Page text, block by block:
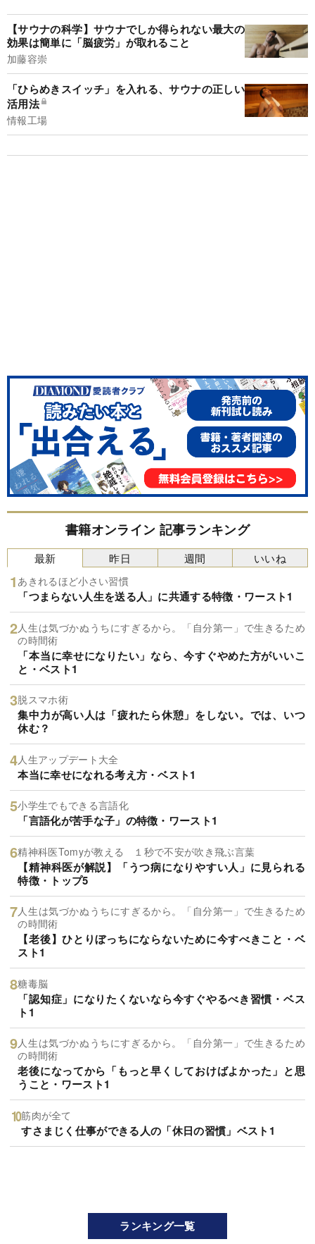
【サウナの科学】サウナでしか得られない最大の
効果は簡単に「脳疲労」が取れること
加藤容崇
「ひらめきスイッチ」を入れる、サウナの正しい
活用法
情報工場
書籍オンライン 記事ランキング
最新
あきれるほど小さい習慣
「つまらない人生を送る人」に共通する特徴・ワースト1
人生は気づかぬうちにすぎるから。「自分第一」で生きるため
の時間術
「本当に幸せになりたい」なら、今すぐやめた方がいいこ
と・ベスト1
脱スマホ術
集中力が高い人は「疲れたら休憩」をしない。では、いつ
休む？
人生アップデート大全
本当に幸せになれる考え方・ベスト1
小学生でもできる言語化
「言語化が苦手な子」の特徴・ワースト1
精神科医Tomyが教える １秒で不安が吹き飛ぶ言葉
【精神科医が解説】「うつ病になりやすい人」に見られる
特徴・トップ5
人生は気づかぬうちにすぎるから。「自分第一」で生きるため
の時間術
【老後】ひとりぼっちにならないために今すべきこと・ベ
スト1
糖毒脳
「認知症」になりたくないなら今すぐやるべき習慣・ベス
ト1
人生は気づかぬうちにすぎるから。「自分第一」で生きるため
の時間術
老後になってから「もっと早くしておけばよかった」と思
うこと・ワースト1
筋肉が全て
すさまじく仕事ができる人の「休日の習慣」ベスト1
昨日 週間 いいね
ランキング一覧